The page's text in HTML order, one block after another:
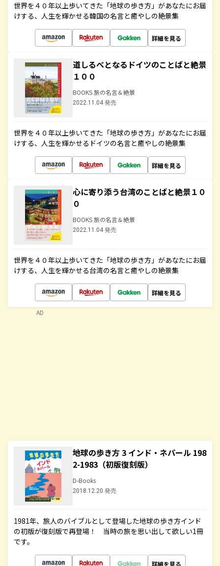
世界を４０年以上歩いてきた「地球の歩き方」があなたにお届
けする、人生を輝かせる韓国の名言と癒やしの絶景集
詳細を見る
道しるべとなるドイツのことばと絶景
１００
BOOKS 旅の名言＆絶景
2022.11.04 発売
世界を４０年以上歩いてきた「地球の歩き方」があなたにお届
けする、人生を輝かせるドイツの名言と癒やしの絶景集
詳細を見る
心に寄り添う台湾のことばと絶景１０
０
BOOKS 旅の名言＆絶景
2022.11.04 発売
世界を４０年以上歩いてきた「地球の歩き方」があなたにお届
けする、人生を輝かせる台湾の名言と癒やしの絶景集
詳細を見る
地球の歩き方 3 インド・ネパール 198
2-1983（初版復刻版）
D-Books
2018.12.20 発売
1981年、旅人のバイブルとして登場した地球の歩き方インド
の初版が復刻版で再登場！ 当時の旅を思い出して欲しい1冊
です。
詳細を見る
AD